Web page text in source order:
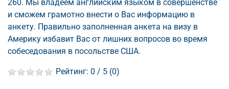
260. Мы владеем английским языком в совершенстве
и сможем грамотно внести о Вас информацию в
анкету. Правильно заполненная анкета на визу в
Америку избавит Вас от лишних вопросов во время
собеседования в посольстве США.
Рейтинг: 0 / 5 (0)